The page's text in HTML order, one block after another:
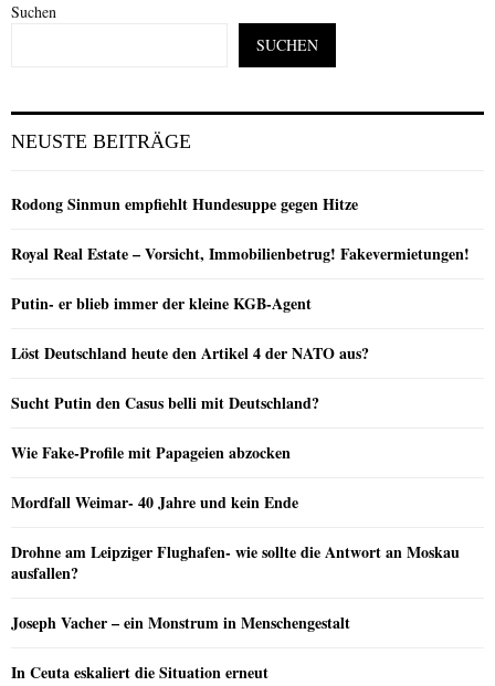
Suchen
SUCHEN
NEUSTE BEITRÄGE
Rodong Sinmun empfiehlt Hundesuppe gegen Hitze
Royal Real Estate – Vorsicht, Immobilienbetrug! Fakevermietungen!
Putin- er blieb immer der kleine KGB-Agent
Löst Deutschland heute den Artikel 4 der NATO aus?
Sucht Putin den Casus belli mit Deutschland?
Wie Fake-Profile mit Papageien abzocken
Mordfall Weimar- 40 Jahre und kein Ende
Drohne am Leipziger Flughafen- wie sollte die Antwort an Moskau
ausfallen?
Joseph Vacher – ein Monstrum in Menschengestalt
In Ceuta eskaliert die Situation erneut